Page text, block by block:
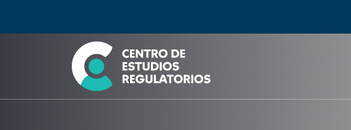
Seleccione país
Buscar